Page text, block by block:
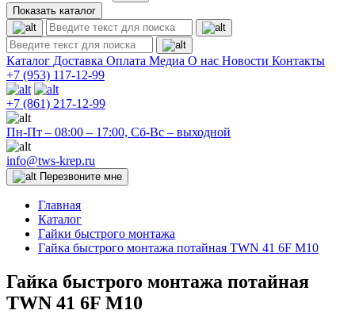
Показать каталог
Каталог Доставка Оплата Медиа О нас Новости Контакты
+7 (953) 117-12-99
+7 (861) 217-12-99
Пн-Пт – 08:00 – 17:00, Сб-Вс – выходной
info@tws-krep.ru
Перезвоните мне
Главная
Каталог
Гайки быстрого монтажа
Гайка быстрого монтажа потайная TWN 41 6F M10
Гайка быстрого монтажа потайная
TWN 41 6F M10